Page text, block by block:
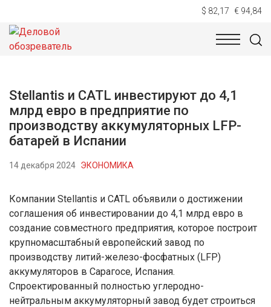
$ 82,17 € 94,84
НОВОСТИ
Stellantis и CATL инвестируют до 4,1
млрд евро в предприятие по
производству аккумуляторных LFP-
батарей в Испании
14 декабря 2024 ЭКОНОМИКА
Компании Stellantis и CATL объявили о достижении
соглашения об инвестировании до 4,1 млрд евро в
создание совместного предприятия, которое построит
крупномасштабный европейский завод по
производству литий-железо-фосфатных (LFP)
аккумуляторов в Сарагосе, Испания.
Спроектированный полностью углеродно-
нейтральным аккумуляторный завод будет строиться